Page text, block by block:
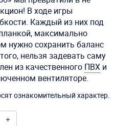
В ходе игры
Каждый из них под
максимально
нужно сохранить баланс
нельзя задевать саму
из качественного ПВХ и
вентиляторе.
ознакомительный характер.
+